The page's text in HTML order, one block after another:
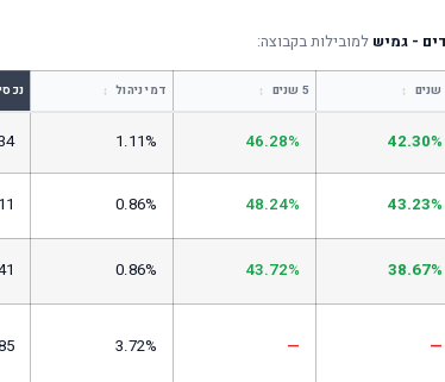
- גמיש למובילות בקבוצה:
↕ 5 שנים ↕ דמי ניהול ↕
42.30%
46.28%
1.11%
43.23%
48.24%
0.86%
38.67%
43.72%
0.86%
—
—
3.72%